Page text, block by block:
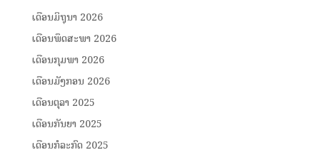
ເດືອນມິຖຸນາ 2026
ເດືອນພຶດສະພາ 2026
ເດືອນກຸມພາ 2026
ເດືອນມັງກອນ 2026
ເດືອນຕຸລາ 2025
ເດືອນກັນຍາ 2025
ເດືອນກໍລະກົດ 2025